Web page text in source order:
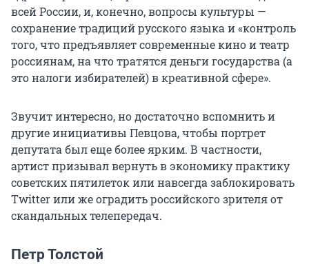
всей России, и, конечно, вопросы культуры —
сохранение традиций русского языка и «контроль
того, что предъявляет современные кино и театр
россиянам, на что тратятся деньги государства (а
это налоги избирателей) в креативной сфере».
Звучит интересно, но достаточно вспомнить и
другие инициативы Певцова, чтобы портрет
депутата был еще более ярким. В частности,
артист призывал вернуть в экономику практику
советских пятилеток или навсегда заблокировать
Twitter или же оградить российского зрителя от
скандальных телепередач.
Петр Толстой